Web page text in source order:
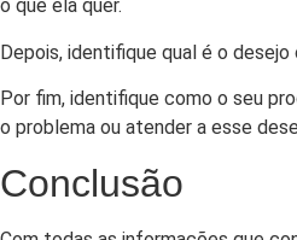
o que ela quer.
Depois, identifique qual é o desejo
Por fim, identifique como o seu
o problema ou atender a esse
Conclusão